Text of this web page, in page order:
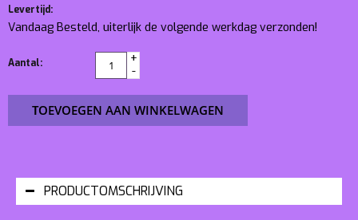
Levertijd:
Vandaag Besteld, uiterlijk de volgende werkdag verzonden!
Aantal:
+
-
TOEVOEGEN AAN WINKELWAGEN
PRODUCTOMSCHRIJVING